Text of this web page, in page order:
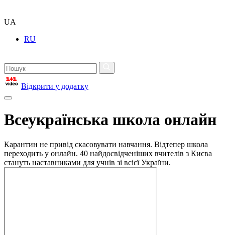
UA
RU
Відкрити у додатку
Всеукраїнська школа онлайн
Карантин не привід скасовувати навчання. Відтепер школа
переходить у онлайн. 40 найдосвідченіших вчителів з Києва
стануть наставниками для учнів зі всієї України.